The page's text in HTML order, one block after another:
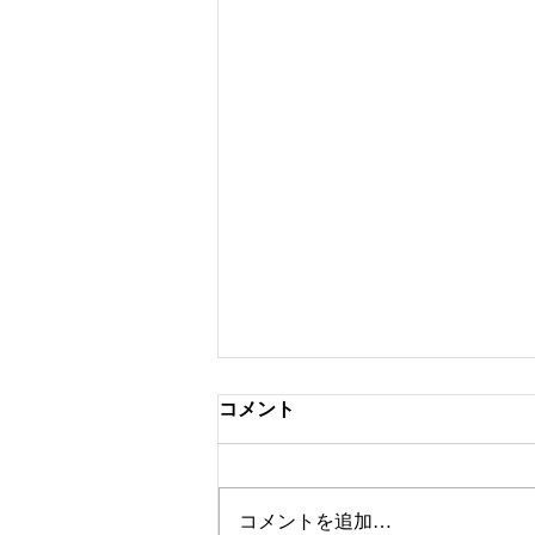
ツートンカラー
コメント
コメントを追加…